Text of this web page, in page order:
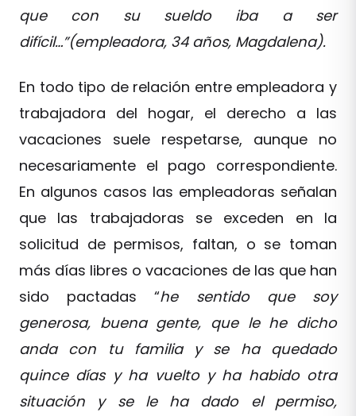
que con su sueldo iba a ser
difícil…”(empleadora, 34 años, Magdalena).
En todo tipo de relación entre empleadora y
trabajadora del hogar, el derecho a las
vacaciones suele respetarse, aunque no
necesariamente el pago correspondiente.
En algunos casos las empleadoras señalan
que las trabajadoras se exceden en la
solicitud de permisos, faltan, o se toman
más días libres o vacaciones de las que han
sido pactadas “he sentido que soy
generosa, buena gente, que le he dicho
anda con tu familia y se ha quedado
quince días y ha vuelto y ha habido otra
situación y se le ha dado el permiso,